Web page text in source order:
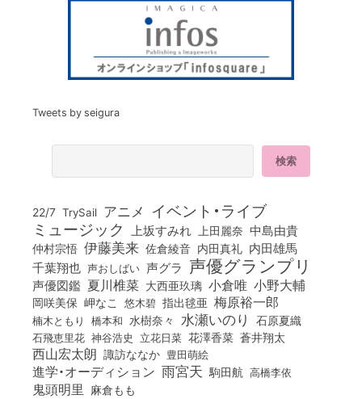
Tweets by seigura
22/7 TrySail アニメ イベント・ライブ
ミュージック 上坂すみれ 上田麗奈 中島由貴
仲村宗悟 伊藤美来 佐倉綾音 内田真礼 内田雄馬
千葉翔也 声おしばい 声グラ 声優グランプリ
声優図鑑 夏川椎菜 大西亜玖璃 小倉唯 小野大輔
岡咲美保 岬なこ 悠木碧 指出毬亜 梅原裕一郎
楠木ともり 橋本和 水樹奈々 水瀬いのり 石原夏織
石飛恵里花 神谷浩史 立花日菜 花澤香菜 蒼井翔太
西山宏太朗 諏訪ななか 豊田萌絵
進学・オーディション 雨宮天 駒田航 高橋李依
鬼頭明里 麻倉もも